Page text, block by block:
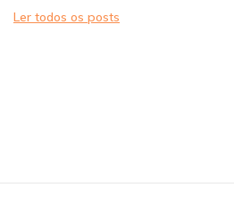
Ler todos os posts